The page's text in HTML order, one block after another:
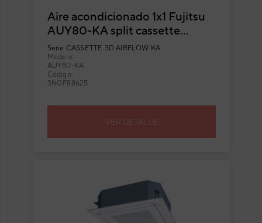
Aire acondicionado 1x1 Fujitsu
AUY80-KA split cassette
Inverter con flujo circular
Serie CASSETTE 3D AIRFLOW KA
Modelo:
AUY80-KA
Código:
3NGF88625
VER DETALLE